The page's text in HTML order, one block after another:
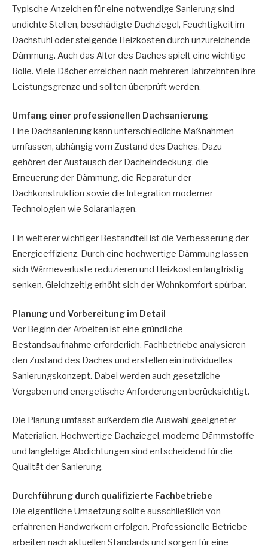
Typische Anzeichen für eine notwendige Sanierung sind
undichte Stellen, beschädigte Dachziegel, Feuchtigkeit im
Dachstuhl oder steigende Heizkosten durch unzureichende
Dämmung. Auch das Alter des Daches spielt eine wichtige
Rolle. Viele Dächer erreichen nach mehreren Jahrzehnten ihre
Leistungsgrenze und sollten überprüft werden.
Umfang einer professionellen Dachsanierung
Eine Dachsanierung kann unterschiedliche Maßnahmen
umfassen, abhängig vom Zustand des Daches. Dazu
gehören der Austausch der Dacheindeckung, die
Erneuerung der Dämmung, die Reparatur der
Dachkonstruktion sowie die Integration moderner
Technologien wie Solaranlagen.
Ein weiterer wichtiger Bestandteil ist die Verbesserung der
Energieeffizienz. Durch eine hochwertige Dämmung lassen
sich Wärmeverluste reduzieren und Heizkosten langfristig
senken. Gleichzeitig erhöht sich der Wohnkomfort spürbar.
Planung und Vorbereitung im Detail
Vor Beginn der Arbeiten ist eine gründliche
Bestandsaufnahme erforderlich. Fachbetriebe analysieren
den Zustand des Daches und erstellen ein individuelles
Sanierungskonzept. Dabei werden auch gesetzliche
Vorgaben und energetische Anforderungen berücksichtigt.
Die Planung umfasst außerdem die Auswahl geeigneter
Materialien. Hochwertige Dachziegel, moderne Dämmstoffe
und langlebige Abdichtungen sind entscheidend für die
Qualität der Sanierung.
Durchführung durch qualifizierte Fachbetriebe
Die eigentliche Umsetzung sollte ausschließlich von
erfahrenen Handwerkern erfolgen. Professionelle Betriebe
arbeiten nach aktuellen Standards und sorgen für eine